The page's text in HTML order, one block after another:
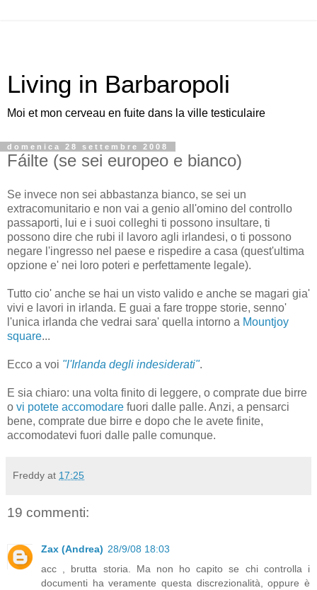
Living in Barbaropoli
Moi et mon cerveau en fuite dans la ville testiculaire
domenica 28 settembre 2008
Fáilte (se sei europeo e bianco)
Se invece non sei abbastanza bianco, se sei un
extracomunitario e non vai a genio all'omino del controllo
passaporti, lui e i suoi colleghi ti possono insultare, ti
possono dire che rubi il lavoro agli irlandesi, o ti possono
negare l'ingresso nel paese e rispedire a casa (quest'ultima
opzione e' nei loro poteri e perfettamente legale).
Tutto cio' anche se hai un visto valido e anche se magari gia'
vivi e lavori in irlanda. E guai a fare troppe storie, senno'
l'unica irlanda che vedrai sara' quella intorno a Mountjoy
square...
Ecco a voi "l'Irlanda degli indesiderati".
E sia chiaro: una volta finito di leggere, o comprate due birre
o vi potete accomodare fuori dalle palle. Anzi, a pensarci
bene, comprate due birre e dopo che le avete finite,
accomodatevi fuori dalle palle comunque.
Freddy at 17:25
19 commenti:
Zax (Andrea) 28/9/08 18:03
acc , brutta storia. Ma non ho capito se chi controlla i
documenti ha veramente questa discrezionalità, oppure è